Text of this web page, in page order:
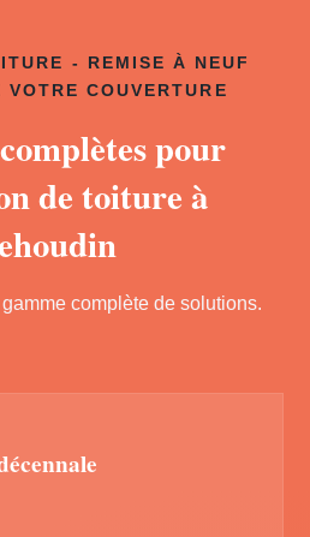
- REMISE À NEUF
VOTRE COUVERTURE
pour
de toiture à
complète de solutions.